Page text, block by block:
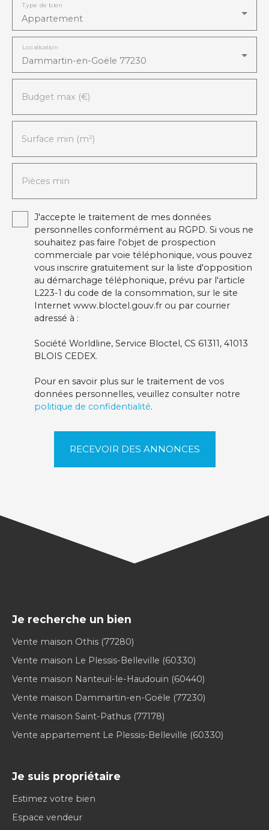
Appartement
Type de bien
Dammartin-en-Goële 77230
Localisation
Budget max (€)
Surface min (m²)
Pièces min
J'accepte le traitement de mes données
personnelles conformément au RGPD. Si vous ne
souhaitez pas faire l'objet de prospection
commerciale par voie téléphonique, vous pouvez
vous inscrire gratuitement sur la liste d'opposition
au démarchage téléphonique, prévu par l'article
L223-1 du code de la consommation, sur le site
Internet www.bloctel.gouv.fr ou par courrier
adressé à :
Société Worldline, Service Bloctel, CS 61311, 41013
BLOIS CEDEX.
Pour en savoir plus sur le traitement de vos
données personnelles, veuillez consulter notre
politique de confidentialité.
RECEVOIR DES ANNONCES
Je recherche un bien
Vente maison Othis (77280)
Vente maison Le Plessis-Belleville (60330)
Vente maison Nanteuil-le-Haudouin (60440)
Vente maison Dammartin-en-Goële (77230)
Vente maison Saint-Pathus (77178)
Vente appartement Le Plessis-Belleville (60330)
Je suis propriétaire
Estimez votre bien
Espace vendeur